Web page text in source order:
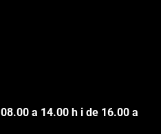
a 14.00 h i de 16.00 a